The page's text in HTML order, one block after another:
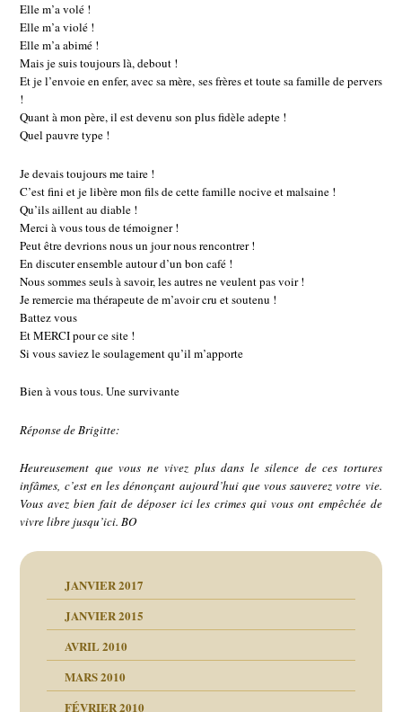
Elle m’a volé !
Elle m’a violé !
Elle m’a abimé !
Mais je suis toujours là, debout !
Et je l’envoie en enfer, avec sa mère, ses frères et toute sa famille de pervers
!
Quant à mon père, il est devenu son plus fidèle adepte !
Quel pauvre type !
Je devais toujours me taire !
C’est fini et je libère mon fils de cette famille nocive et malsaine !
Qu’ils aillent au diable !
Merci à vous tous de témoigner !
Peut être devrions nous un jour nous rencontrer !
En discuter ensemble autour d’un bon café !
Nous sommes seuls à savoir, les autres ne veulent pas voir !
Je remercie ma thérapeute de m’avoir cru et soutenu !
Battez vous
Et MERCI pour ce site !
Si vous saviez le soulagement qu’il m’apporte
Bien à vous tous. Une survivante
Réponse de Brigitte:
Heureusement que vous ne vivez plus dans le silence de ces tortures
infâmes, c’est en les dénonçant aujourd’hui que vous sauverez votre vie.
Vous avez bien fait de déposer ici les crimes qui vous ont empêchée de
vivre libre jusqu’ici. BO
JANVIER 2017
JANVIER 2015
AVRIL 2010
MARS 2010
FÉVRIER 2010